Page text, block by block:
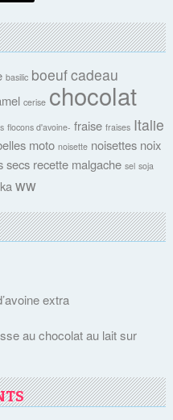
basilic boeufcadeau
cerise chocolat
flocons d'avoine- fraise fraises Italie
moto noisette noisettes noix
secs recette malgache sel soja
ww
extra
au chocolat au lait sur